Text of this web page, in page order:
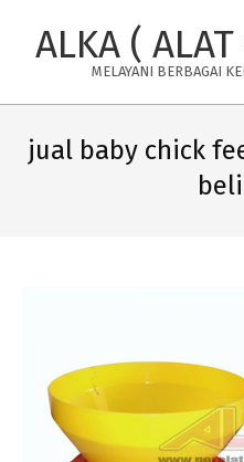
ALKA (
MELAYANI BERBAGAI
Navigation
Menu
jual baby chick